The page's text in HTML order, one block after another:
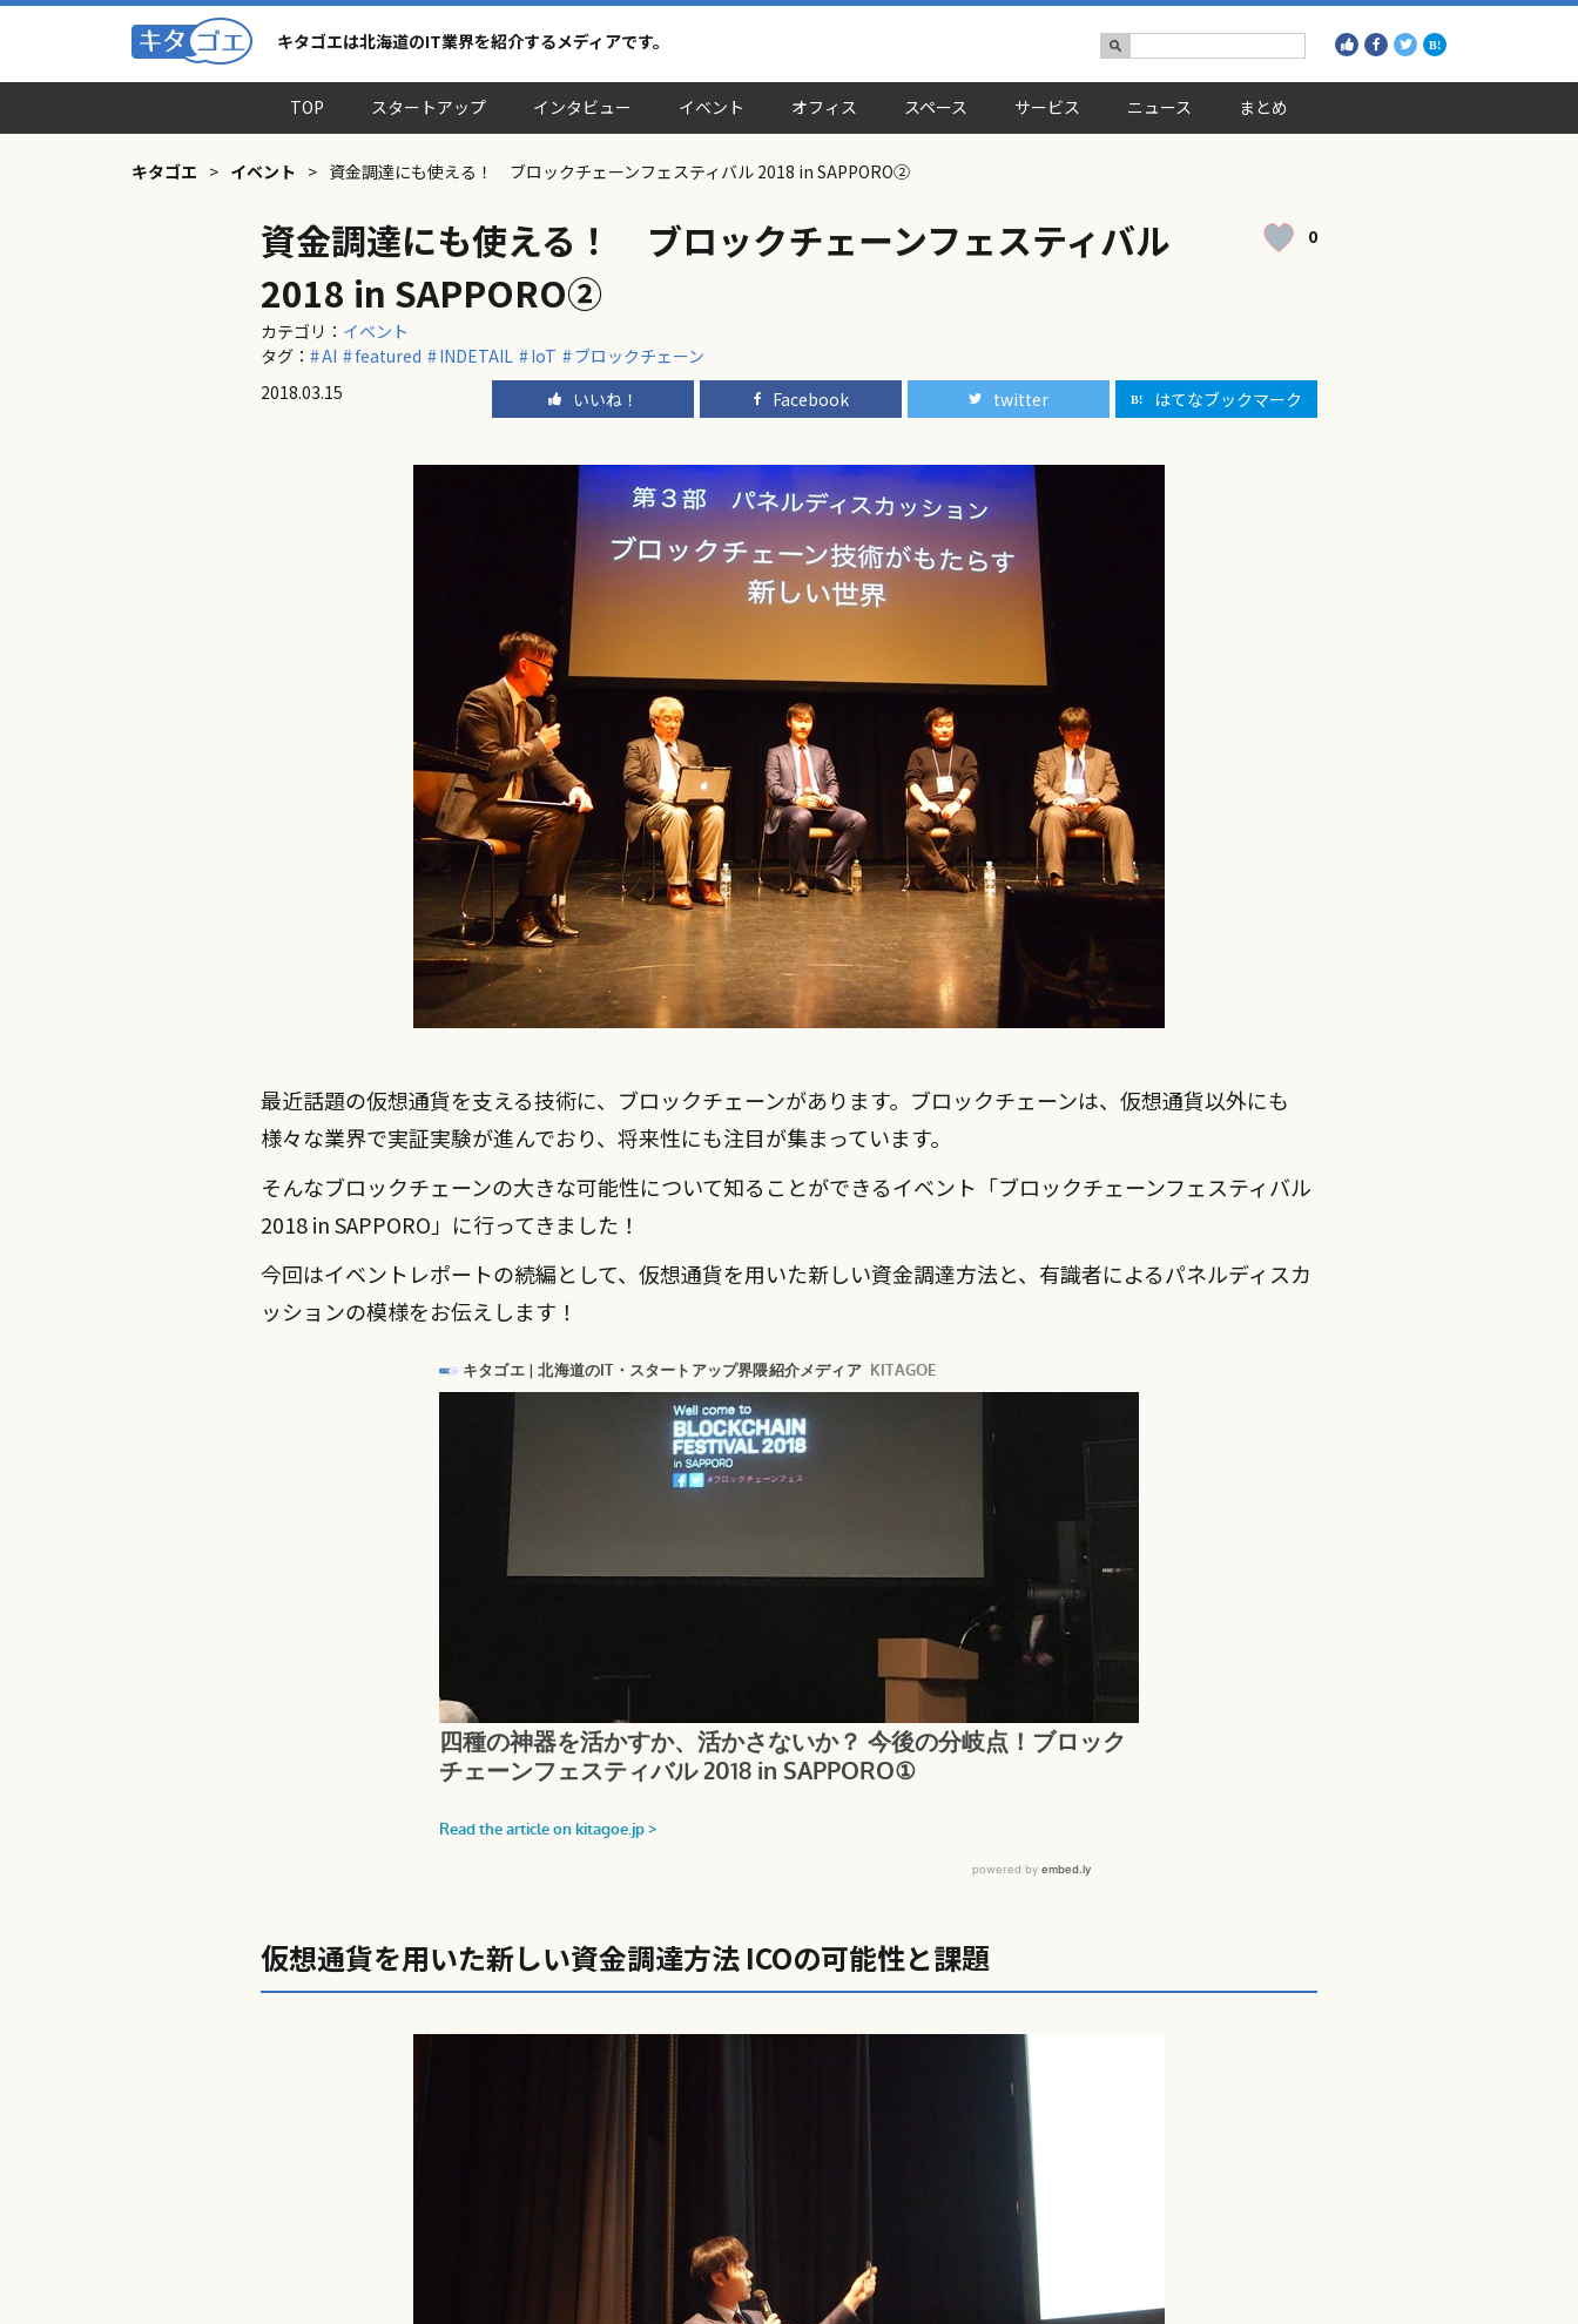
キタゴエは北海道のIT業界を紹介するメディアです。
TOP スタートアップ インタビュー イベント オフィス スペース サービス ニュース まとめ
キタゴエ > イベント > 資金調達にも使える！ ブロックチェーンフェスティバル 2018 in SAPPORO②
資金調達にも使える！ ブロックチェーンフェスティバル
2018 in SAPPORO②
0
カテゴリ： イベント
タグ：
AI featured INDETAIL IoT
ブロックチェーン
2018.03.15
最近話題の仮想通貨を支える技術に、ブロックチェーンがあります。ブロックチェーンは、仮想通貨以外にも
様々な業界で実証実験が進んでおり、将来性にも注目が集まっています。
そんなブロックチェーンの大きな可能性について知ることができるイベント「ブロックチェーンフェスティバル
2018 in SAPPORO」に行ってきました！
今回はイベントレポートの続編として、仮想通貨を用いた新しい資金調達方法と、有識者によるパネルディスカ
ッションの模様をお伝えします！
仮想通貨を用いた新しい資金調達方法 ICOの可能性と課題